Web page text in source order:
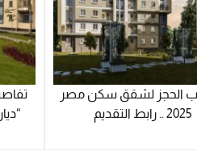
الحجز لشقق سكن مصر
2025 .. رابط التقديم